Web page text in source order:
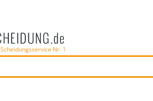
Scheidungsservice Nr. 1